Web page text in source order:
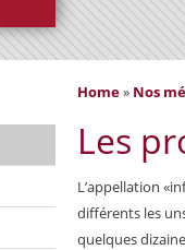
Home» Nos
Les
L’appellation
différents les
quelques